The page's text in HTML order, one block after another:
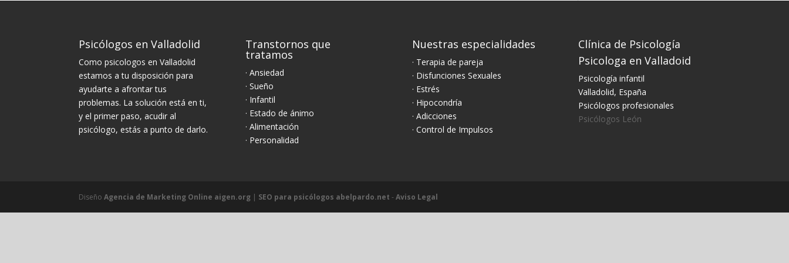
Psicólogos en Valladolid
Como psicologos en Valladolid
estamos a tu disposición para
ayudarte a afrontar tus
problemas. La solución está en ti,
y el primer paso, acudir al
psicólogo, estás a punto de darlo.
Transtornos que
tratamos
· Ansiedad
· Sueño
· Infantil
· Estado de ánimo
· Alimentación
· Personalidad
Nuestras especialidades
· Terapia de pareja
· Disfunciones Sexuales
· Estrés
· Hipocondría
· Adicciones
· Control de Impulsos
Clínica de Psicología
Psicologa en Valladoid
Psicología infantil
Valladolid, España
Psicólogos profesionales
Psicólogos León
DiseñoAgencia de Marketing Online aigen.org | SEO para psicólogos abelpardo.net -Aviso Legal